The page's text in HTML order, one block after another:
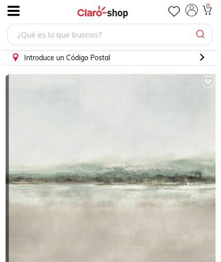
0
Introduce un Código Postal
cuadro decorativo Horizonte tranquilo